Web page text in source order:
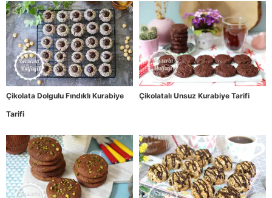
Çikolata Dolgulu Fındıklı Kurabiye
Tarifi
Çikolatalı Unsuz Kurabiye Tarifi